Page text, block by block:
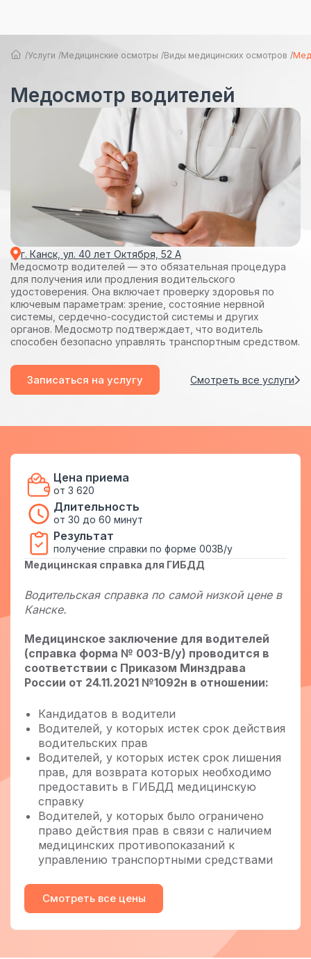
Услуги Медицинские осмотры Виды медицинских осмотров
Медосмотр водителей
г. Канск, ул. 40 лет Октября, 52 А
Медосмотр водителей — это обязательная процедура
для получения или продления водительского
удостоверения. Она включает проверку здоровья по
ключевым параметрам: зрение, состояние нервной
системы, сердечно-сосудистой системы и других
органов. Медосмотр подтверждает, что водитель
способен безопасно управлять транспортным средством.
Записаться на услугу Смотреть все услуги
Цена приема
от 3 620
Длительность
от 30 до 60 минут
Результат
получение справки по форме 003В/у
Медицинская справка для ГИБДД
Водительская справка по самой низкой цене в
Канске.
Медицинское заключение для водителей
(справка форма № 003-В/у) проводится в
соответствии с Приказом Минздрава
России от 24.11.2021 №1092н в отношении:
Кандидатов в водители
Водителей, у которых истек срок действия
водительских прав
Водителей, у которых истек срок лишения
прав, для возврата которых необходимо
предоставить в ГИБДД медицинскую
справку
Водителей, у которых было ограничено
право действия прав в связи с наличием
медицинских противопоказаний к
управлению транспортными средствами
Смотреть все цены